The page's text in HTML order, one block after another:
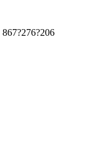
867?276?206